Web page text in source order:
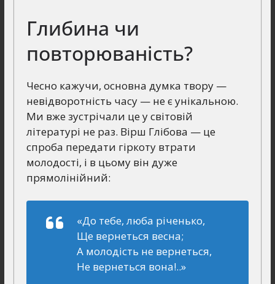
Глибина чи
повторюваність?
Чесно кажучи, основна думка твору —
невідворотність часу — не є унікальною.
Ми вже зустрічали це у світовій
літературі не раз. Вірш Глібова — це
спроба передати гіркоту втрати
молодості, і в цьому він дуже
прямолінійний:
«До тебе, люба річенько,
Ще вернеться весна;
А молодість не вернеться,
Не вернеться вона!..»